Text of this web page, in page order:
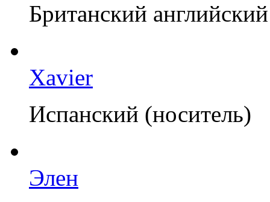
Британский
Xavier
Испанский (носитель)
Элен